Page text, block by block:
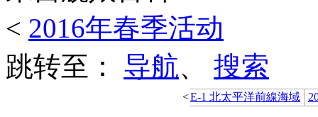
< 2016年春季活动
跳转至： 导航、 搜索
<E-1 北太平洋前線海域